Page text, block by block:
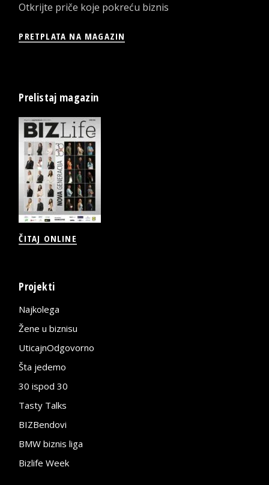
Otkrijte priče koje pokreću biznis
PRETPLATA NA MAGAZIN
Prelistaj magazin
ČITAJ ONLINE
Projekti
Najkolega
Žene u biznisu
UticajnOdgovorno
Šta jedemo
30 ispod 30
Tasty Talks
BIZBendovi
BMW biznis liga
Bizlife Week